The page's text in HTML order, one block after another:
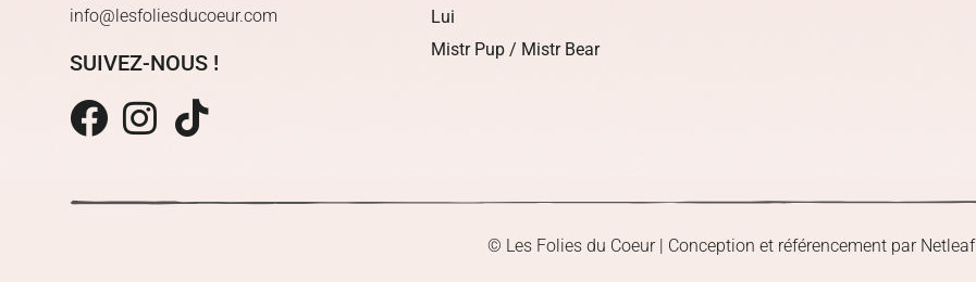
info@lesfoliesducoeur.com
SUIVEZ-NOUS !
Lui
Mistr Pup / Mistr Bear
© Les Folies du Coeur | Conception et référencement par Netleaf